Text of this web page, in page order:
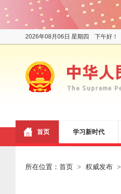
2026年08月06日 星期四 下午好！
首页 学习新时代
所在位置： 首页 > 权威发布 >